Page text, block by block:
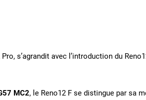
s’agrandit avec l’introduction du
MC2, le Reno12 F se distingue par sa